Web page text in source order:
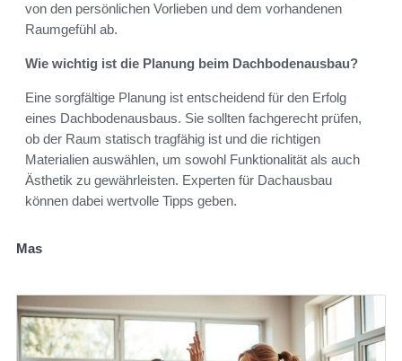
von den persönlichen Vorlieben und dem vorhandenen
Raumgefühl ab.
Wie wichtig ist die Planung beim Dachbodenausbau?
Eine sorgfältige Planung ist entscheidend für den Erfolg
eines Dachbodenausbaus. Sie sollten fachgerecht prüfen,
ob der Raum statisch tragfähig ist und die richtigen
Materialien auswählen, um sowohl Funktionalität als auch
Ästhetik zu gewährleisten. Experten für Dachausbau
können dabei wertvolle Tipps geben.
Mas